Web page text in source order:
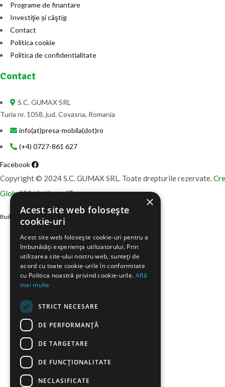
Programe de finantare
Investiţie și câştig
Contact
Politica cookie
Politica de confidentialitate
Contact
S.C. GUMAX SRL
Turia nr. 1058, jud. Covasna, Romania
info(at)presa-mobila(dot)ro
(+4) 0727-861 627
Facebook
Copyright © 2024 S.C. GUMAX SRL. Toate drepturile rezervate.
Global Marketing – IT
Built with WordPress
×
Acest site web folosește
cookie-uri
Acest site web folosește cookie-uri pentru a
îmbunătăți experiența utilizatorului. Prin
utilizarea site-ului nostru web, sunteți de
acord cu toate cookie-urile în conformitate
cu Politica noastră privind cookie-urile. Află
mai multe
STRICT NECESARE
DE PERFORMANȚĂ
DE TARGETARE
DE FUNCŢIONALITATE
NECLASIFICATE